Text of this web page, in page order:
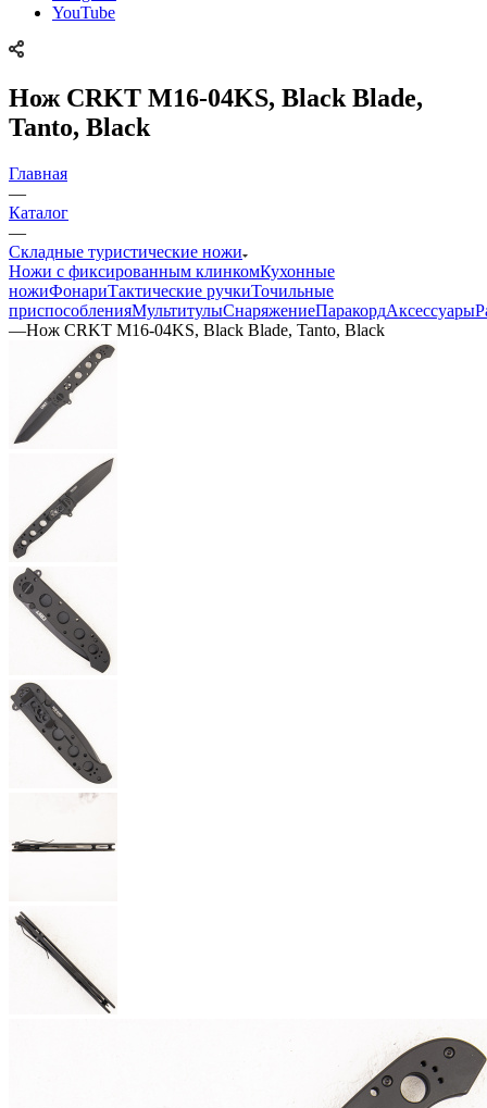
YouTube
Нож CRKT M16-04KS, Black Blade,
Tanto, Black
Главная
—
Каталог
—
Складные туристические ножи
Ножи с фиксированным клинкомКухонные
ножиФонариТактические ручкиТочильные
приспособленияМультитулыСнаряжениеПаракордАксессуары
—Нож CRKT M16-04KS, Black Blade, Tanto, Black